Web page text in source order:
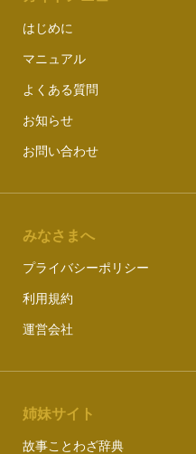
はじめに
マニュアル
よくある質問
お知らせ
お問い合わせ
みなさまへ
プライバシーポリシー
利用規約
運営会社
姉妹サイト
故事ことわざ辞典